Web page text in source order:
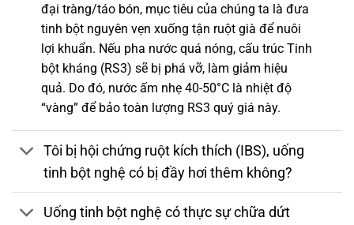
đại tràng/táo bón, mục tiêu của chúng ta là đưa
tinh bột nguyên vẹn xuống tận ruột già để nuôi
lợi khuẩn. Nếu pha nước quá nóng, cấu trúc Tinh
bột kháng (RS3) sẽ bị phá vỡ, làm giảm hiệu
quả. Do đó, nước ấm nhẹ 40-50°C là nhiệt độ
“vàng” để bảo toàn lượng RS3 quý giá này.
Tôi bị hội chứng ruột kích thích (IBS), uống
tinh bột nghệ có bị đầy hơi thêm không?
Uống tinh bột nghệ có thực sự chữa dứt